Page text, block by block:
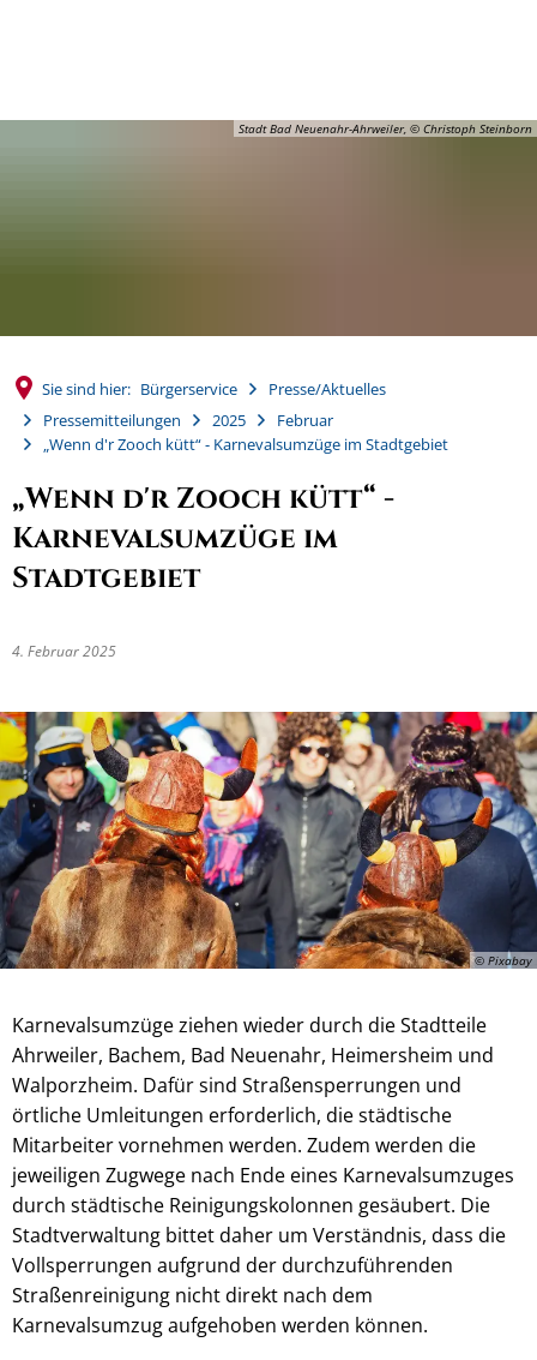
Stadt Bad Neuenahr-Ahrweiler, © Christoph Steinborn
Sie sind hier: Bürgerservice
Presse/Aktuelles
Pressemitteilungen
2025
Februar
„Wenn d'r Zooch kütt“ - Karnevalsumzüge im Stadtgebiet
„Wenn d'r Zooch kütt“ -
Karnevalsumzüge im
Stadtgebiet
4. Februar 2025
© Pixabay
Karnevalsumzüge ziehen wieder durch die Stadtteile
Ahrweiler, Bachem, Bad Neuenahr, Heimersheim und
Walporzheim. Dafür sind Straßensperrungen und
örtliche Umleitungen erforderlich, die städtische
Mitarbeiter vornehmen werden. Zudem werden die
jeweiligen Zugwege nach Ende eines Karnevalsumzuges
durch städtische Reinigungskolonnen gesäubert. Die
Stadtverwaltung bittet daher um Verständnis, dass die
Vollsperrungen aufgrund der durchzuführenden
Straßenreinigung nicht direkt nach dem
Karnevalsumzug aufgehoben werden können.